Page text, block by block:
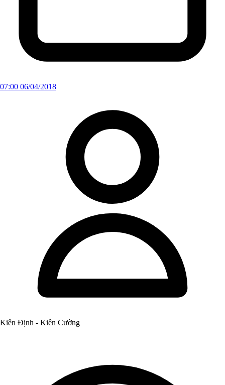
07:00 06/04/2018
Kiên Định - Kiên Cường